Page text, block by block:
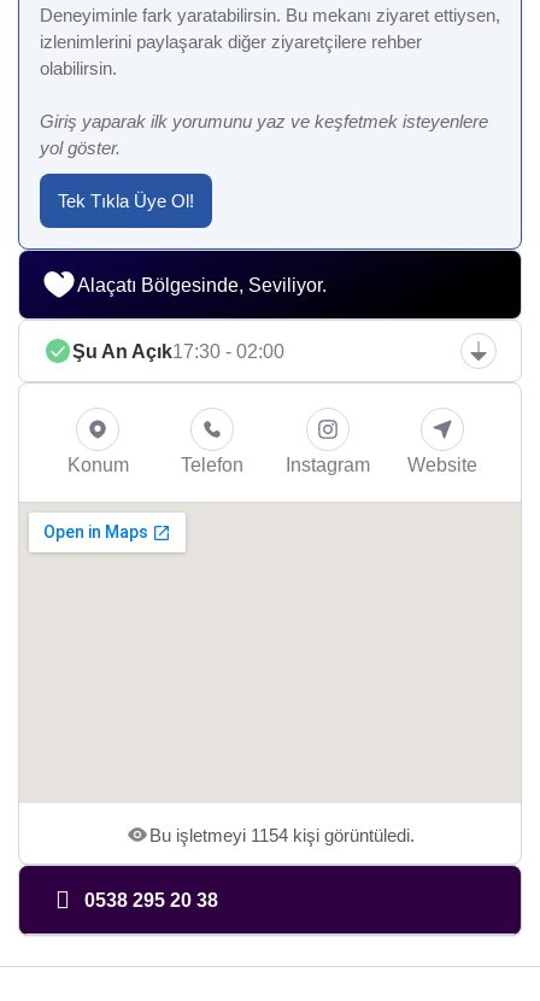
Deneyiminle fark yaratabilirsin. Bu mekanı ziyaret ettiysen,
izlenimlerini paylaşarak diğer ziyaretçilere rehber
olabilirsin.
Giriş yaparak ilk yorumunu yaz ve keşfetmek isteyenlere
yol göster.
Tek Tıkla Üye Ol!
Alaçatı Bölgesinde, Seviliyor.
Şu An Açık17:30 - 02:00
Konum Telefon Instagram Website
Bu işletmeyi 1154 kişi görüntüledi.
0538 295 20 38